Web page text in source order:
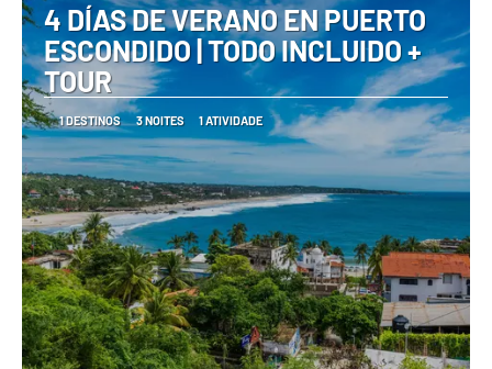
4 DÍAS DE VERANO EN PUERTO
ESCONDIDO | TODO INCLUIDO +
TOUR
1 DESTINOS 3 NOITES 1 ATIVIDADE